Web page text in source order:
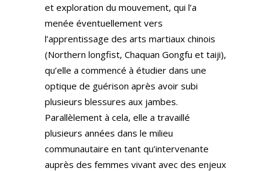
et exploration du mouvement, qui l’a
menée éventuellement vers
l’apprentissage des arts martiaux chinois
(Northern longfist, Chaquan Gongfu et taiji),
qu’elle a commencé à étudier dans une
optique de guérison après avoir subi
plusieurs blessures aux jambes.
Parallèlement à cela, elle a travaillé
plusieurs années dans le milieu
communautaire en tant qu’intervenante
auprès des femmes vivant avec des enjeux